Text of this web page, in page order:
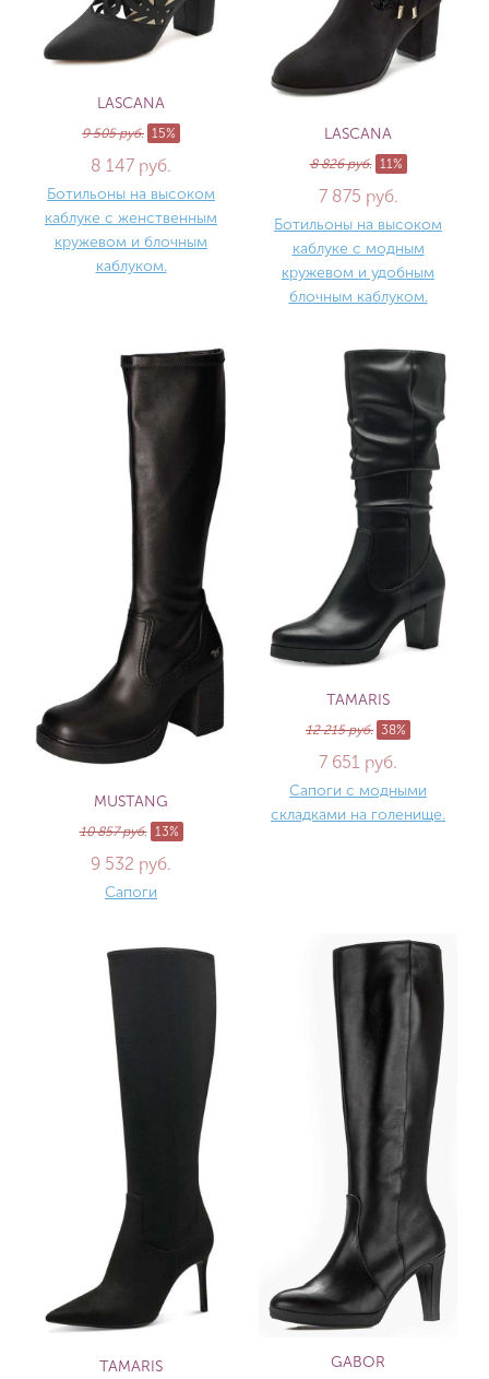
LASCANA
9 505 руб. 15%
8 147 руб.
Ботильоны на высоком
каблуке с женственным
кружевом и блочным
каблуком.
LASCANA
8 826 руб. 11%
7 875 руб.
Ботильоны на высоком
каблуке с модным
кружевом и удобным
блочным каблуком.
MUSTANG
10 857 руб. 13%
9 532 руб.
Сапоги
TAMARIS
12 215 руб. 38%
7 651 руб.
Сапоги с модными
складками на голенище.
TAMARIS GABOR